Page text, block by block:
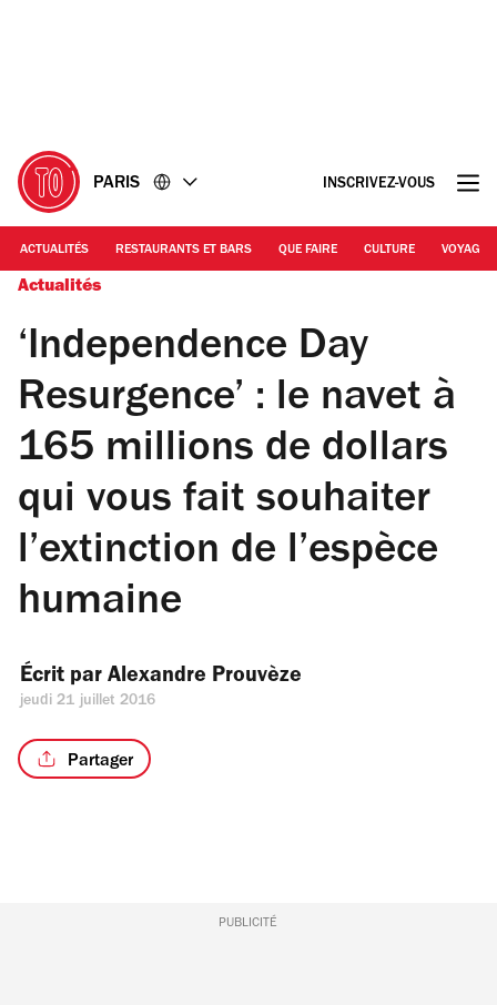
PARIS INSCRIVEZ-VOUS
ACTUALITÉS RESTAURANTS ET BARS QUE FAIRE CULTURE VOYAGE
Actualités
‘Independence Day
Resurgence’ : le navet à
165 millions de dollars
qui vous fait souhaiter
l’extinction de l’espèce
humaine
Écrit par Alexandre Prouvèze
jeudi 21 juillet 2016
Partager
PUBLICITÉ